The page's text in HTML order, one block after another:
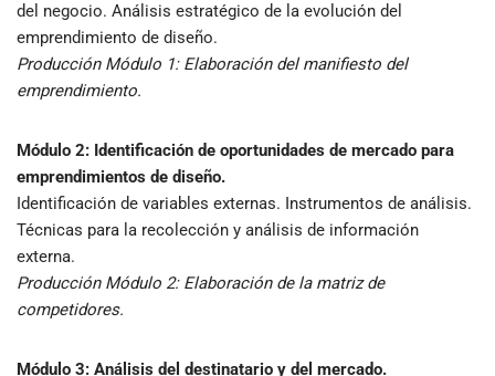
del negocio. Análisis estratégico de la evolución del
emprendimiento de diseño.
Producción Módulo 1: Elaboración del manifiesto del
emprendimiento.
Módulo 2: Identificación de oportunidades de mercado para
emprendimientos de diseño.
Identificación de variables externas. Instrumentos de análisis.
Técnicas para la recolección y análisis de información
externa.
Producción Módulo 2: Elaboración de la matriz de
competidores.
Módulo 3: Análisis del destinatario y del mercado.